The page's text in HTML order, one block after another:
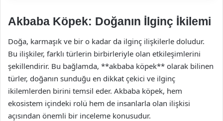
Akbaba Köpek: Doğanın İlginç İkilemi
Doğa, karmaşık ve bir o kadar da ilginç ilişkilerle doludur.
Bu ilişkiler, farklı türlerin birbirleriyle olan etkileşimlerini
şekillendirir. Bu bağlamda, **akbaba köpek** olarak bilinen
türler, doğanın sunduğu en dikkat çekici ve ilginç
ikilemlerden birini temsil eder. Akbaba köpek, hem
ekosistem içindeki rolü hem de insanlarla olan ilişkisi
açısından önemli bir inceleme konusudur.